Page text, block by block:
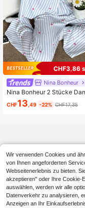
CHF3,86
Nina Bonheur
Nina Bonheur 2 Stücke
ker sitzende,
m-Top und Lange Hose
CHF13 ,49 -22% CHF17,35
Wir verwenden Cookies und
von Ihnen angeforderten
Webseitenerlebnis zu bieten.
akzeptieren" oder Ihre Cookie-
auswählen, werden wir alle
Datenverkehr zu analysieren,
Anzeigen an Ihr